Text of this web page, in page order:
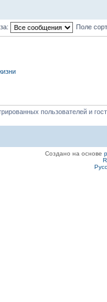
Поле
пользователей и
Создано на основе